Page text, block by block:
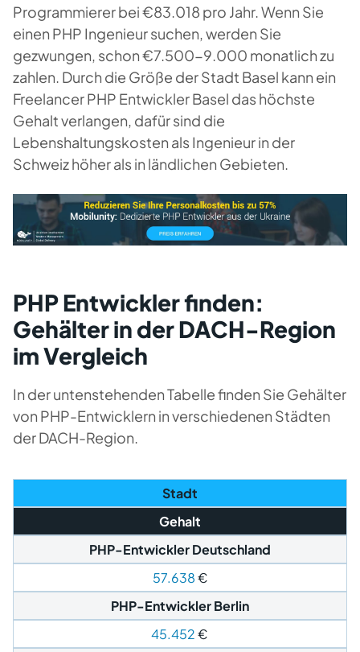
Programmierer bei €83.018 pro Jahr. Wenn Sie
einen PHP Ingenieur suchen, werden Sie
gezwungen, schon €7.500-9.000 monatlich zu
zahlen. Durch die Größe der Stadt Basel kann ein
Freelancer PHP Entwickler Basel das höchste
Gehalt verlangen, dafür sind die
Lebenshaltungskosten als Ingenieur in der
Schweiz höher als in ländlichen Gebieten.
PHP Entwickler finden:
Gehälter in der DACH-Region
im Vergleich
In der untenstehenden Tabelle finden Sie Gehälter
von PHP-Entwicklern in verschiedenen Städten
der DACH-Region.
Stadt
Gehalt
PHP-EntwicklerDeutschland
57.638€
PHP-Entwickler Berlin
45.452€